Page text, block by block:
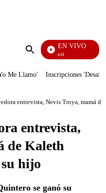
Enviar
EN VIVO
Noticias Caracol
Me Llamo' Inscripciones
entrevista, Nevis Troya, mamá
entrevista,
de Kaleth
hijo
se ganó su